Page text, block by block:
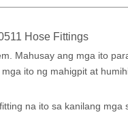
Hose Fittings
Mahusay ang mga ito
ito ng mahigpit at
na ito sa kanilang mga